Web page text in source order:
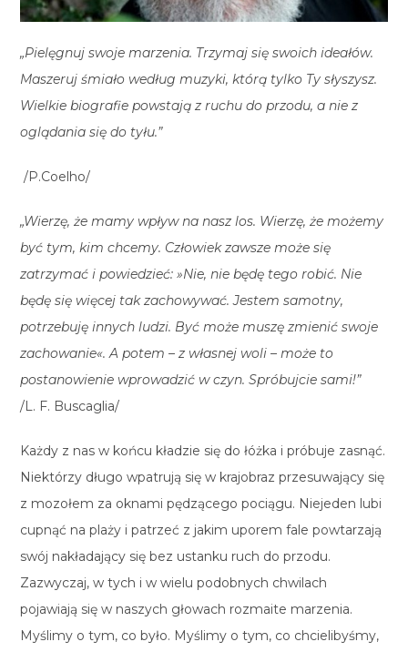
„Pielęgnuj swoje marzenia. Trzymaj się swoich ideałów.
Maszeruj śmiało według muzyki, którą tylko Ty słyszysz.
Wielkie biografie powstają z ruchu do przodu, a nie z
oglądania się do tyłu.”
/P.Coelho/
„Wierzę, że mamy wpływ na nasz los. Wierzę, że możemy
być tym, kim chcemy. Człowiek zawsze może się
zatrzymać i powiedzieć: »Nie, nie będę tego robić. Nie
będę się więcej tak zachowywać. Jestem samotny,
potrzebuję innych ludzi. Być może muszę zmienić swoje
zachowanie«. A potem – z własnej woli – może to
postanowienie wprowadzić w czyn. Spróbujcie sami!”
/L. F. Buscaglia/
Każdy z nas w końcu kładzie się do łóżka i próbuje zasnąć.
Niektórzy długo wpatrują się w krajobraz przesuwający się
z mozołem za oknami pędzącego pociągu. Niejeden lubi
cupnąć na plaży i patrzeć z jakim uporem fale powtarzają
swój nakładający się bez ustanku ruch do przodu.
Zazwyczaj, w tych i w wielu podobnych chwilach
pojawiają się w naszych głowach rozmaite marzenia.
Myślimy o tym, co było. Myślimy o tym, co chcielibyśmy,